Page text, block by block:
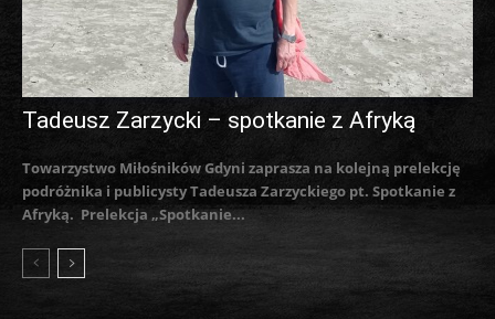
Tadeusz Zarzycki – spotkanie z Afryką
Towarzystwo Miłośników Gdyni zaprasza na kolejną prelekcję
podróżnika i publicysty Tadeusza Zarzyckiego pt. Spotkanie z
Afryką. Prelekcja „Spotkanie...